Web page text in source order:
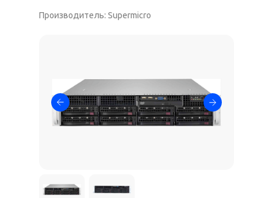
Производитель: Supermicro